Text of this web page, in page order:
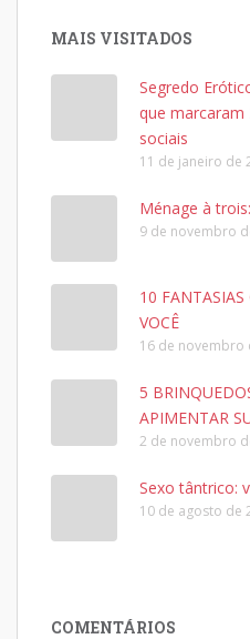
MAIS VISITADOS
Segredo
que marcaram
sociais
11 de janeiro de
Ménage à
9 de novembro
10 FANTASIAS
VOCÊ
16 de novembro
5
APIMENTAR
2 de novembro
Sexo tântrico:
10 de agosto de
COMENTÁRIOS